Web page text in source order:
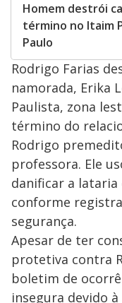
Homem destrói
término no Itaim
Paulo
Rodrigo Farias
namorada, Erika
Paulista, zona
término do
Rodrigo
professora. Ele
danificar a lataria
conforme
segurança.
Apesar de ter
protetiva contra
boletim de
insegura devido